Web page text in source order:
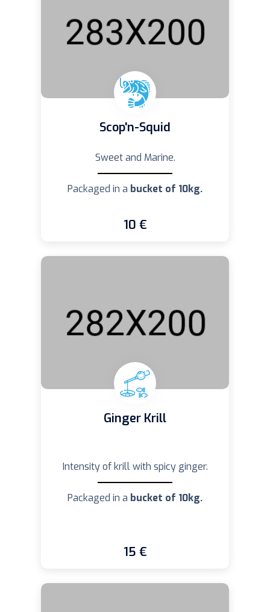
Scop'n-Squid
Sweet and Marine.
Packaged in a bucket of 10kg.
10 €
Ginger Krill
Intensity of krill with spicy ginger.
Packaged in a bucket of 10kg.
15 €